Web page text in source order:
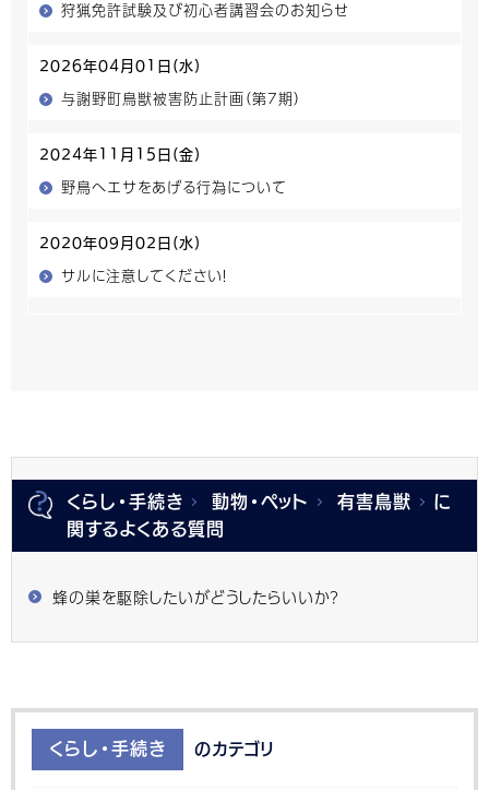
狩猟免許試験及び初心者講習会のお知らせ
2026年04月01日(水)
与謝野町鳥獣被害防止計画（第7期）
2024年11月15日(金)
野鳥へエサをあげる行為について
2020年09月02日(水)
サルに注意してください！
くらし・手続き 動物・ペット 有害鳥獣
に
関するよくある質問
蜂の巣を駆除したいがどうしたらいいか？
くらし・手続き のカテゴリ